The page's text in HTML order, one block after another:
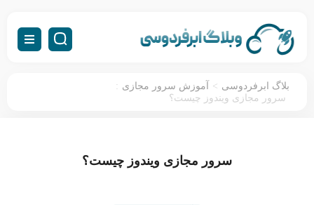
بلاگ ابرفردوسی > آموزش سرور مجازی :
سرور مجازی ویندوز چیست؟
سرور مجازی ویندوز چیست؟